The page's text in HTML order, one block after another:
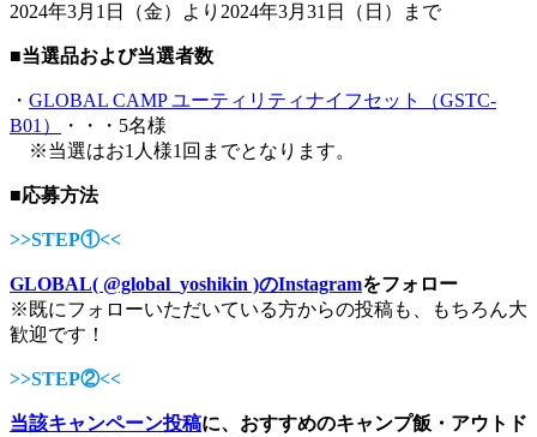
2024年3月1日（金）より2024年3月31日（日）まで
■当選品および当選者数
・ GLOBAL CAMP ユーティリティナイフセット（GSTC-
B01）
・・・5名様
※当選はお1人様1回までとなります。
■応募方法
>>STEP①<<
GLOBAL( @global_yoshikin )のInstagramをフォロー
※既にフォローいただいている方からの投稿も、もちろん大
歓迎です！
>>STEP②<<
当該キャンペーン投稿に、おすすめのキャンプ飯・アウトド